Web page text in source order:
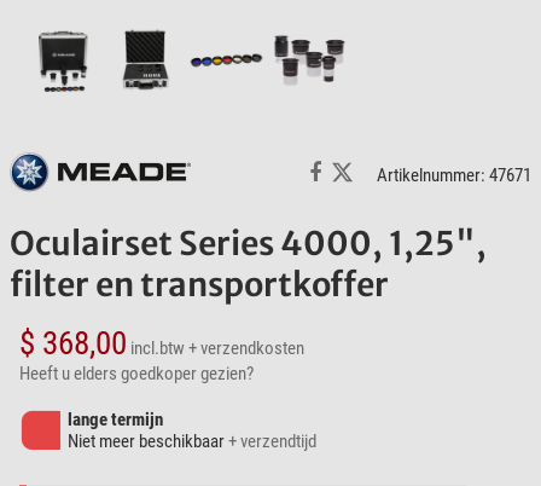
Artikelnummer: 47671
Oculairset Series 4000, 1,25",
filter en transportkoffer
$ 368,00 incl.btw+ verzendkosten
Heeft u elders goedkoper gezien?
lange termijn
Niet meer beschikbaar+ verzendtijd